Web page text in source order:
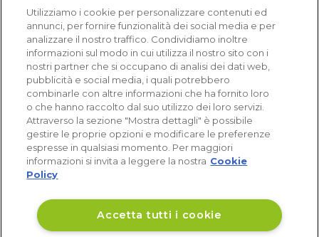
Acquisti verificati
Utilizziamo i cookie per personalizzare contenuti ed
annunci, per fornire funzionalità dei social media e per
analizzare il nostro traffico. Condividiamo inoltre
informazioni sul modo in cui utilizza il nostro sito con i
nostri partner che si occupano di analisi dei dati web,
pubblicità e social media, i quali potrebbero
combinarle con altre informazioni che ha fornito loro
o che hanno raccolto dal suo utilizzo dei loro servizi.
Attraverso la sezione "Mostra dettagli" è possibile
gestire le proprie opzioni e modificare le preferenze
espresse in qualsiasi momento. Per maggiori
informazioni si invita a leggere la nostra Cookie
Policy
Accetta tutti i cookie